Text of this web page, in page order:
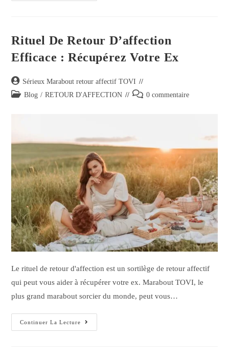
Rituel De Retour D’affection
Efficace : Récupérez Votre Ex
Sérieux Marabout retour affectif TOVI
Blog / RETOUR D'AFFECTION 0 commentaire
Le rituel de retour d'affection est un sortilège de retour affectif
qui peut vous aider à récupérer votre ex. Marabout TOVI, le
plus grand marabout sorcier du monde, peut vous…
Continuer La Lecture